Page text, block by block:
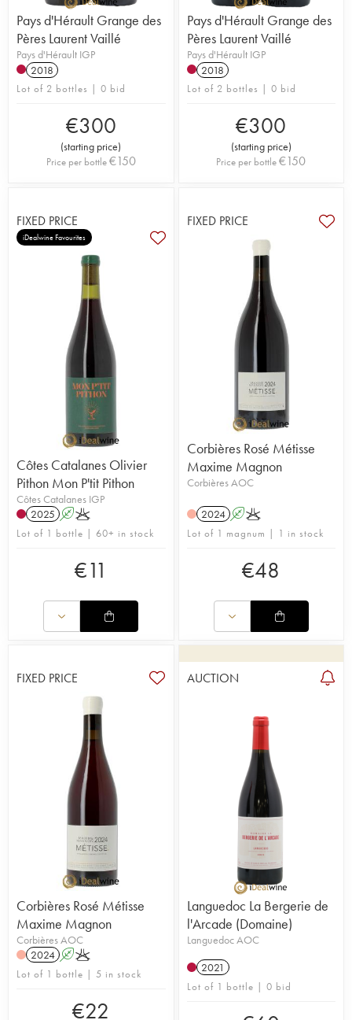
Pays d'Hérault Grange des
Pères Laurent Vaillé
Pays d'Hérault IGP
2018
Lot of 2 bottles | 0 bid
€300
(starting price)
Price per bottle€150
Pays d'Hérault Grange des
Pères Laurent Vaillé
Pays d'Hérault IGP
2018
Lot of 2 bottles | 0 bid
€300
(starting price)
Price per bottle€150
FIXED PRICE
iDealwine Favourites
Côtes Catalanes Olivier
Pithon Mon P'tit Pithon
Côtes Catalanes IGP
2025 AK
Lot of 1 bottle | 60+ in stock
€11
FIXED PRICE
Corbières Rosé Métisse
Maxime Magnon
Corbières AOC
2024 AK
Lot of 1 magnum | 1 in stock
€48
FIXED PRICE
Corbières Rosé Métisse
Maxime Magnon
Corbières AOC
2024 AK
Lot of 1 bottle | 5 in stock
€22
AUCTION
Languedoc La Bergerie de
l'Arcade (Domaine)
Languedoc AOC
2021
Lot of 1 bottle | 0 bid